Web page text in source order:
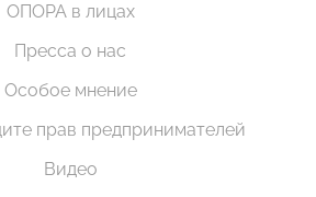
ОПОРА в лицах
Пресса о нас
Особое мнение
прав предпринимателей
Видео